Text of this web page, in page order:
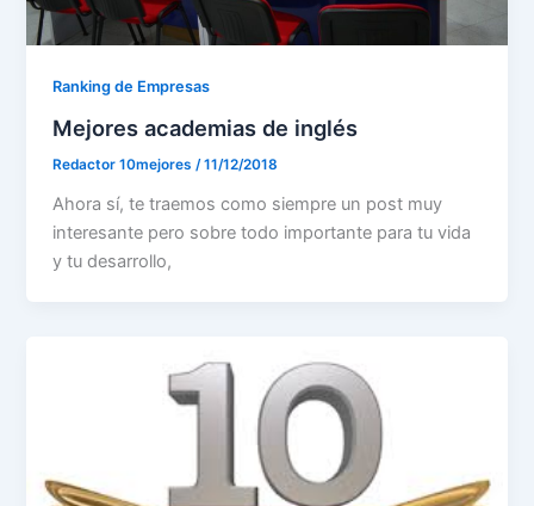
Ranking de Empresas
Mejores academias de inglés
Redactor 10mejores/11/12/2018
Ahora sí, te traemos como siempre un post muy
interesante pero sobre todo importante para tu vida
y tu desarrollo,